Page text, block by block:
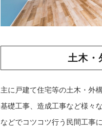
土木・
主に戸建て住宅等の土木・外
基礎工事、造成工事など様々
などでコツコツ行う民間工事